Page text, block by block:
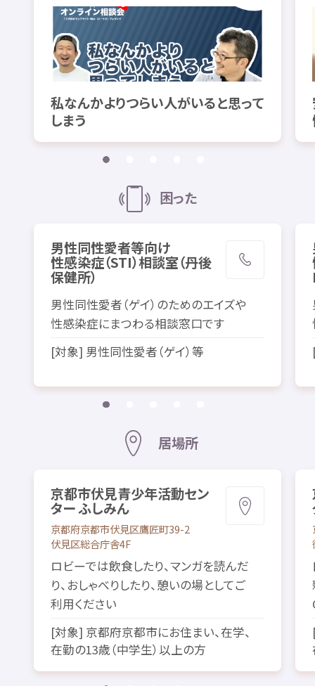
私なんかよりつらい人がいると思って
しまう
困った
男性同性愛者等向け
性感染症（STI）相談室（丹後
保健所）
男性同性愛者（ゲイ）のためのエイズや
性感染症にまつわる相談窓口です
[対象] 男性同性愛者（ゲイ） 等
居場所
京都市伏見青少年活動セン
ター ふしみん
京都府京都市伏見区鷹匠町39-2
伏見区総合庁舎4F
ロビーでは飲食したり、マンガを読んだ
り、おしゃべりしたり、憩いの場としてご
利用ください
[対象] 京都府京都市にお住まい、在学、
在勤の13歳（中学生） 以上の方